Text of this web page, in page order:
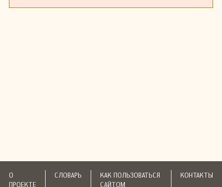
О
ПРОЕКТЕ
СЛОВАРЬ
КАК ПОЛЬЗОВАТЬСЯ
САЙТОМ
КОНТАКТЫ